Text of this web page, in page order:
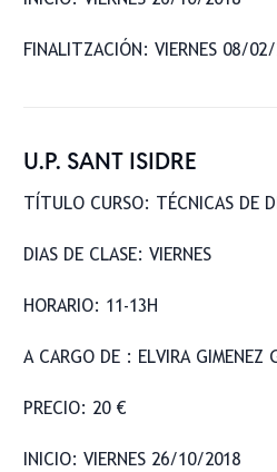
FINALITZACIÓN: VIERNES 08/
U.P. SANT ISIDRE
TÍTULO CURSO: TÉCNICAS DE
DIAS DE CLASE: VIERNES
HORARIO: 11-13H
A CARGO DE : ELVIRA GIMENEZ
PRECIO: 20 €
INICIO: VIERNES 26/10/2018